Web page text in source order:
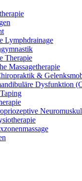
Lymphdrainage
Therapie
Massagetherapie
&
Dysfunktion